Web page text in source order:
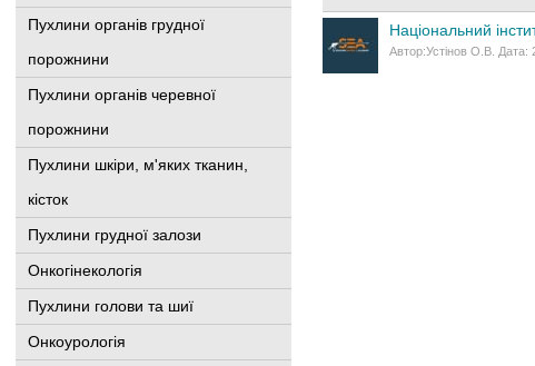
Пухлини органів грудної
порожнини
Пухлини органів черевної
порожнини
Пухлини шкіри, м'яких тканин,
кісток
Пухлини грудної залози
Онкогінекологія
Пухлини голови та шиї
Онкоурологія
Національний
Автор:Устінов О.В. Дата: